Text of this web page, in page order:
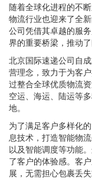
随着全球化进程的不
物流行业也迎来了全
公司凭借其卓越的服
界的重要桥梁，推动
北京国际速递公司自
营理念，致力于为客
过整合全球优质物流
空运、海运、陆运等
地。
为了满足客户多样化
息技术，打造智能物
以及智能调度等功能
了客户的体验感。客
展，无需担心包裹丢失